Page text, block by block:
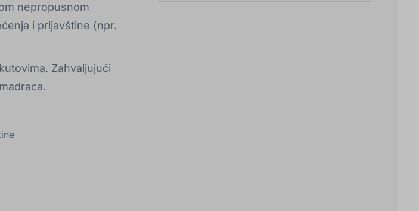
nepropusnom
i prljavštine (npr.
Zahvaljujući